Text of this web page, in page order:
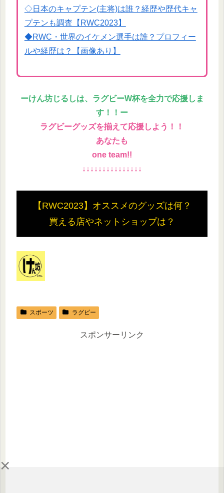
×
◇日本のキャプテン(主将)は誰？経歴や歴代キャ
プテンも調査【RWC2023】
◆RWC・世界のイケメン選手は誰？プロフィー
ルや経歴は？【画像あり】
ーけん坊じるしは、ラグビーW杯を全力で応援しま
す！！ー
ラグビーグッズを揃えて応援しよう！！
あなたも
one team!!
↓↓↓↓↓↓↓↓↓↓↓↓↓↓↓
【RWC2023】オススメのグッズは何？
買える店やネットショップは？
スポーツ ラグビー
スポンサーリンク